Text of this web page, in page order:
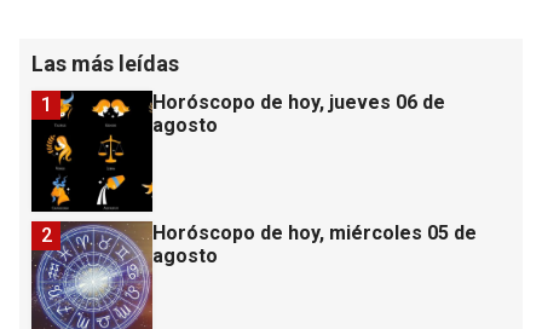
Las más leídas
Horóscopo de hoy, jueves 06 de
agosto
1
Horóscopo de hoy, miércoles 05 de
agosto
2